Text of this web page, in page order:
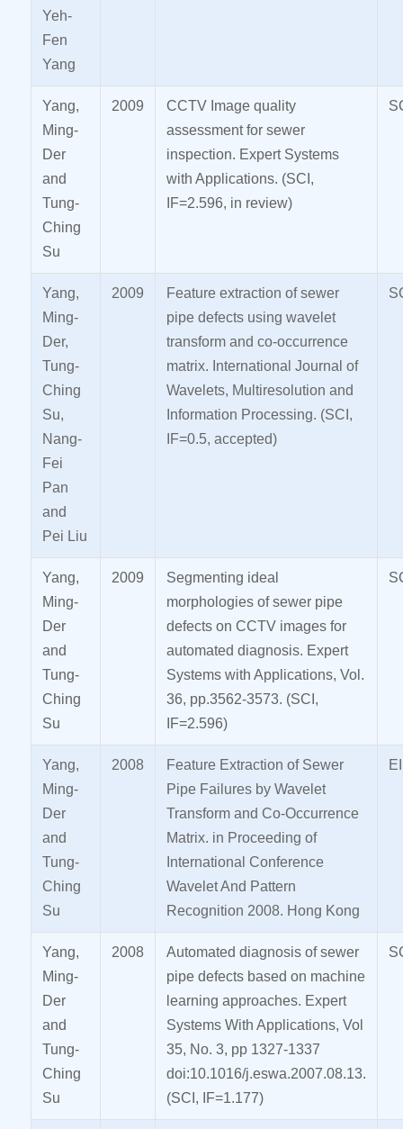
Yeh-
Fen
Yang
Yang,
Ming-
Der
and
Tung-
Ching
Su
2009
CCTV Image quality
assessment for sewer
inspection. Expert Systems
with Applications. (SCI,
IF=2.596, in review)
Yang,
Ming-
Der,
Tung-
Ching
Su,
Nang-
Fei
Pan
and
Pei Liu
2009
Feature extraction of sewer
pipe defects using wavelet
transform and co-occurrence
matrix. International Journal of
Wavelets, Multiresolution and
Information Processing. (SCI,
IF=0.5, accepted)
Yang,
Ming-
Der
and
Tung-
Ching
Su
2009
Segmenting ideal
morphologies of sewer pipe
defects on CCTV images for
automated diagnosis. Expert
Systems with Applications, Vol.
36, pp.3562-3573. (SCI,
IF=2.596)
Yang,
Ming-
Der
and
Tung-
Ching
Su
2008
Feature Extraction of Sewer
Pipe Failures by Wavelet
Transform and Co-Occurrence
Matrix. in Proceeding of
International Conference
Wavelet And Pattern
Recognition 2008. Hong Kong
EI
Yang,
Ming-
Der
and
Tung-
Ching
Su
2008
Automated diagnosis of sewer
pipe defects based on machine
learning approaches. Expert
Systems With Applications, Vol
35, No. 3, pp 1327-1337
doi:10.1016/j.eswa.2007.08.13.
(SCI, IF=1.177)